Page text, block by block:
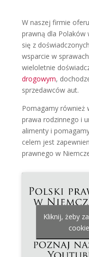
W naszej firmie
prawną dla Polaków
się z
wsparcie w
wieloletnie
drogowym,
sprzedawców aut.
Pomagamy również
prawa rodzinnego i
alimenty i
celem jest
prawnego w
Kliknij, żeby